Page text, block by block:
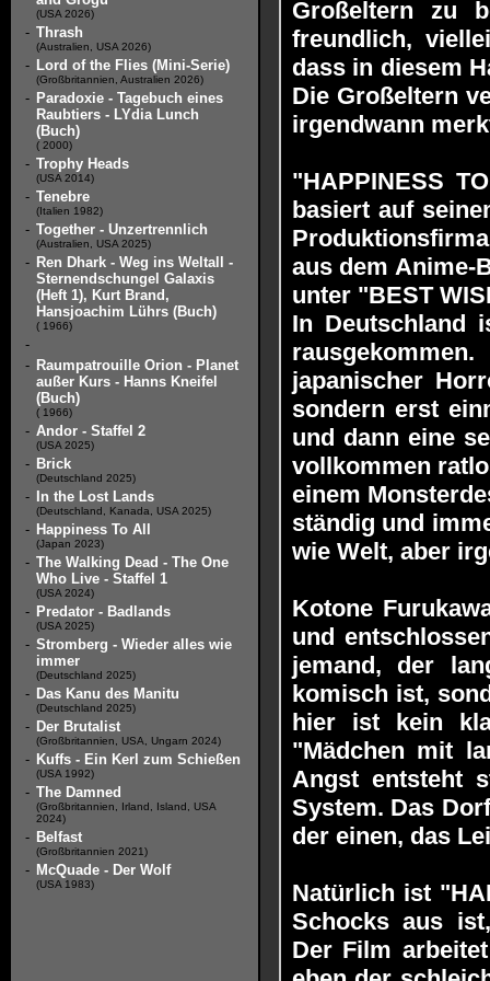
(USA 2026)
- Thrash
(Australien, USA 2026)
- Lord of the Flies (Mini-Serie)
(Großbritannien, Australien 2026)
- Paradoxie - Tagebuch eines
Raubtiers - LYdia Lunch
(Buch)
( 2000)
- Trophy Heads
(USA 2014)
- Tenebre
(Italien 1982)
- Together - Unzertrennlich
(Australien, USA 2025)
- Ren Dhark - Weg ins Weltall -
Sternendschungel Galaxis
(Heft 1), Kurt Brand,
Hansjoachim Lührs (Buch)
( 1966)
-
- Raumpatrouille Orion - Planet
außer Kurs - Hanns Kneifel
(Buch)
( 1966)
- Andor - Staffel 2
(USA 2025)
- Brick
(Deutschland 2025)
- In the Lost Lands
(Deutschland, Kanada, USA 2025)
- Happiness To All
(Japan 2023)
- The Walking Dead - The One
Who Live - Staffel 1
(USA 2024)
- Predator - Badlands
(USA 2025)
- Stromberg - Wieder alles wie
immer
(Deutschland 2025)
- Das Kanu des Manitu
(Deutschland 2025)
- Der Brutalist
(Großbritannien, USA, Ungarn 2024)
- Kuffs - Ein Kerl zum Schießen
(USA 1992)
- The Damned
(Großbritannien, Irland, Island, USA
2024)
- Belfast
(Großbritannien 2021)
- McQuade - Der Wolf
(USA 1983)
Großeltern zu
freundlich,
dass in diesem
Die Großeltern
irgendwann
"HAPPINESS
basiert auf
aus dem Anime-
unter "BEST
In Deutschland
japanischer
sondern erst
und dann eine
vollkommen
einem
ständig und
wie Welt, aber
Kotone
und
jemand, der
komisch ist,
hier ist kein
"Mädchen mit
Angst entsteht
System. Das
der einen, das
Natürlich ist
Schocks aus
Der Film